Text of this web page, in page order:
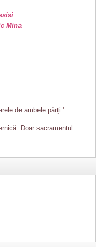
Mina
de ambele părți.'
Doar sacramentul